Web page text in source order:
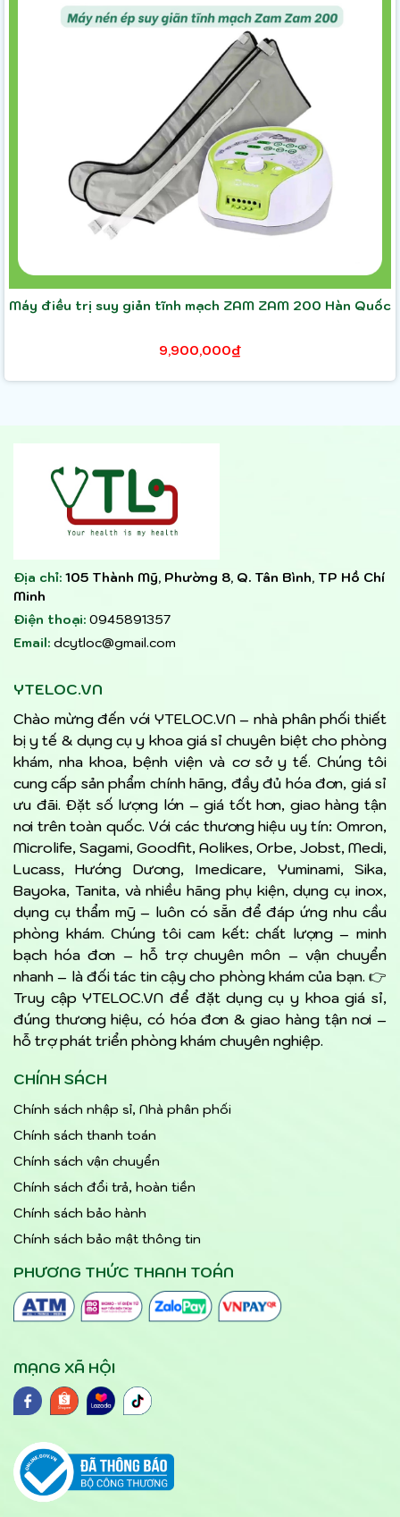
Máy điều trị suy giản tĩnh mạch ZAM ZAM 200 Hàn Quốc
9,900,000₫
Địa chỉ: 105 Thành Mỹ, Phường 8, Q. Tân Bình, TP Hồ Chí
Minh
Điện thoại: 0945891357
Email: dcytloc@gmail.com
YTELOC.VN
Chào mừng đến với YTELOC.VN – nhà phân phối thiết
bị y tế & dụng cụ y khoa giá sỉ chuyên biệt cho phòng
khám, nha khoa, bệnh viện và cơ sở y tế. Chúng tôi
cung cấp sản phẩm chính hãng, đầy đủ hóa đơn, giá sỉ
ưu đãi. Đặt số lượng lớn – giá tốt hơn, giao hàng tận
nơi trên toàn quốc. Với các thương hiệu uy tín: Omron,
Microlife, Sagami, Goodfit, Aolikes, Orbe, Jobst, Medi,
Lucass, Hướng Dương, Imedicare, Yuminami, Sika,
Bayoka, Tanita, và nhiều hãng phụ kiện, dụng cụ inox,
dụng cụ thẩm mỹ – luôn có sẵn để đáp ứng nhu cầu
phòng khám. Chúng tôi cam kết: chất lượng – minh
bạch hóa đơn – hỗ trợ chuyên môn – vận chuyển
nhanh – là đối tác tin cậy cho phòng khám của bạn. 👉
Truy cập YTELOC.VN để đặt dụng cụ y khoa giá sỉ,
đúng thương hiệu, có hóa đơn & giao hàng tận nơi –
hỗ trợ phát triển phòng khám chuyên nghiệp.
CHÍNH SÁCH
Chính sách nhập sỉ, Nhà phân phối
Chính sách thanh toán
Chính sách vận chuyển
Chính sách đổi trả, hoàn tiền
Chính sách bảo hành
Chính sách bảo mật thông tin
PHƯƠNG THỨC THANH TOÁN
MẠNG XÃ HỘI